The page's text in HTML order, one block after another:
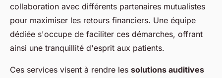
collaboration avec différents partenaires mutualistes
pour maximiser les retours financiers. Une équipe
dédiée s'occupe de faciliter ces démarches, offrant
ainsi une tranquillité d'esprit aux patients.
Ces services visent à rendre les solutions auditives